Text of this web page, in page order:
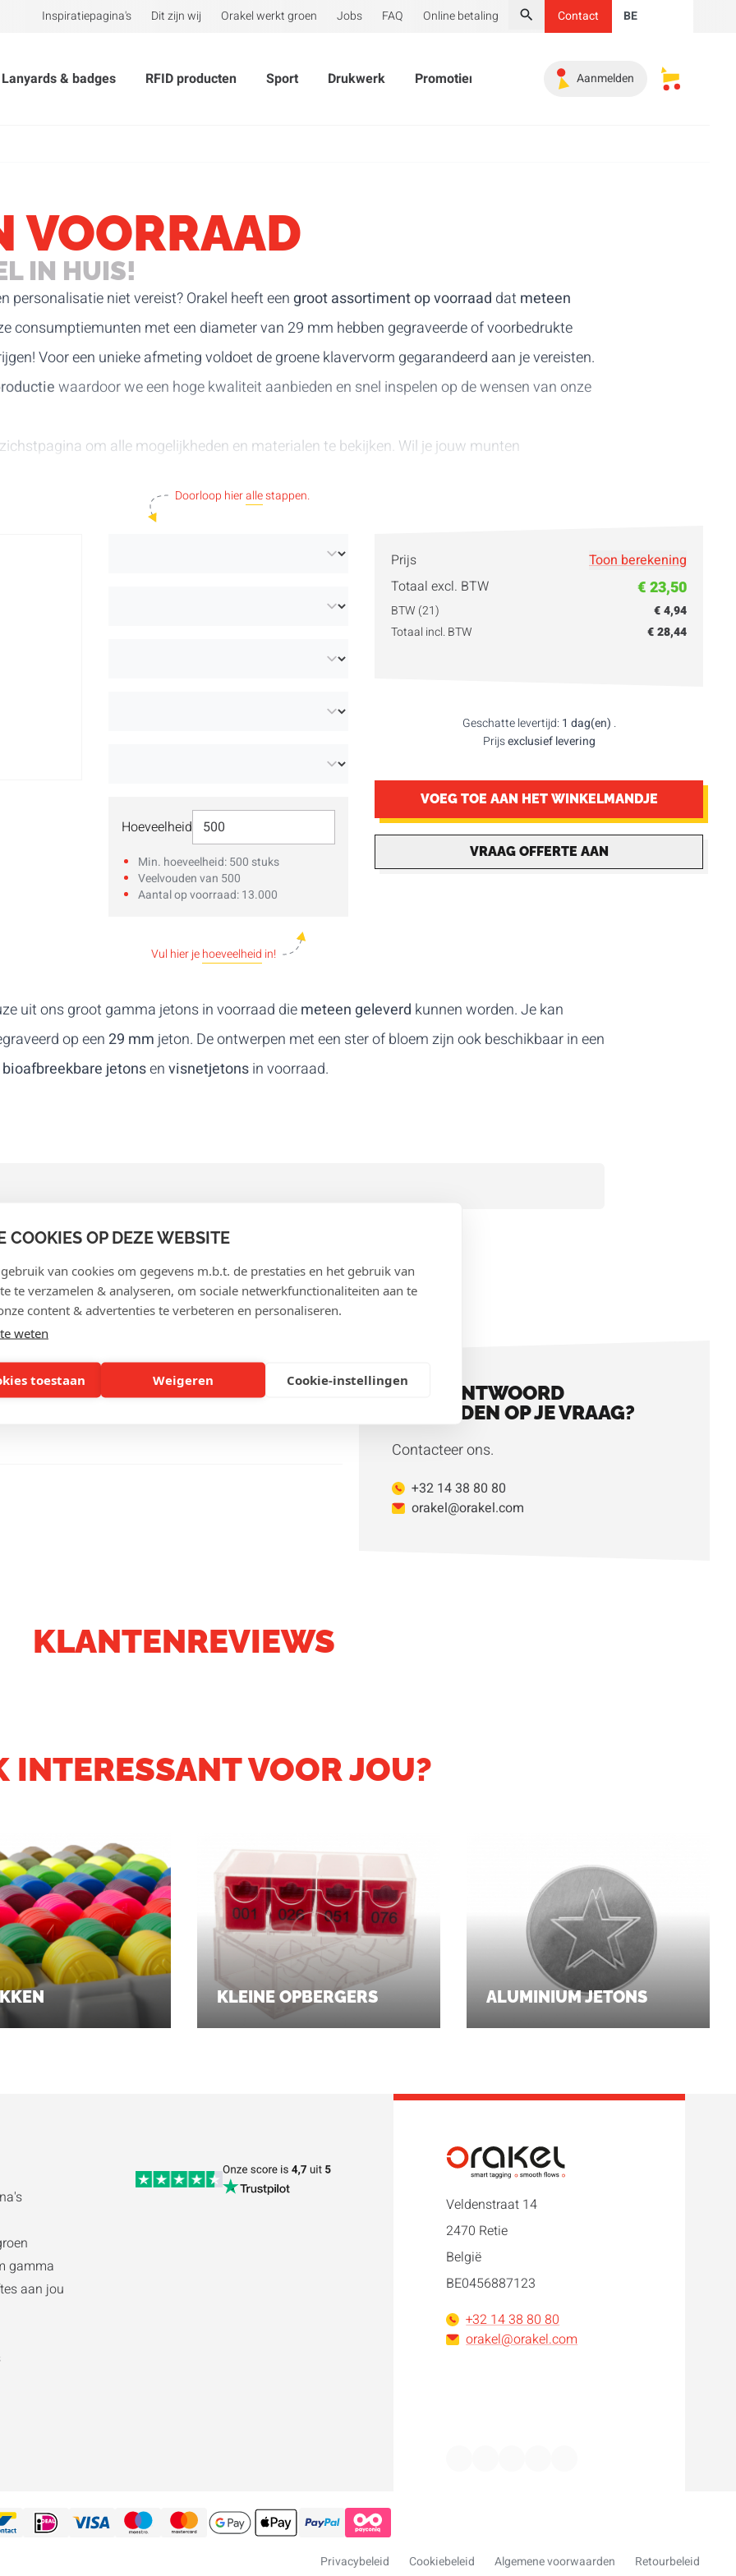
COOKIES OP DEZE WEBSITE
van cookies om gegevens m.b.t. de prestaties en het gebruik van
te verzamelen & analyseren, om sociale netwerkfunctionaliteiten aan te
content & advertenties te verbeteren en personaliseren.
weten
toestaan Weigeren Cookie-instellingen
Inspiratiepagina's Dit zijn wij Orakel werkt groen Jobs FAQ Online betaling
Zoeken
Contact BE
Lanyards & badges RFID producten Sport Drukwerk Promotiemateriaal Onmisbaar Koopjeshoek
Aanmelden Mijn
VOORRAAD
IN HUIS!
personalisatie niet vereist? Orakel heeft eengroot assortiment op voorraad datmeteen
consumptiemunten met een diameter van 29 mm hebben gegraveerde of voorbedrukte
Voor een unieke afmeting voldoet de groene klavervorm gegarandeerd aan je vereisten.
waardoor we een hoge kwaliteit aanbieden en snel inspelen op de wensen van onze
om alle mogelijkheden en materialen te bekijken. Wil je jouw munten
Hoeveelheid Selecteer Hoeveelheid
Min. hoeveelheid: 500 stuks
Veelvouden van 500
Aantal op voorraad: 13.000
Doorloop hierallestappen.
Vul hier jehoeveelheid in!
Prijs
Toon berekening
Totaal excl. BTW
€ 23,50
BTW (21)
€ 4,94
Totaal incl. BTW
€ 28,44
Geschatte levertijd: 1 dag(en) .
Prijsexclusief levering
VOEG TOE AAN HET WINKELMANDJE
VRAAG OFFERTE AAN
uit ons groot gamma jetons in voorraad diemeteen geleverd kunnen worden. Je kan
op een29 mm jeton. De ontwerpen met een ster of bloem zijn ook beschikbaar in een
bioafbreekbare jetonsenvisnetjetonsin voorraad.
VRAGEN
GEEN ANTWOORD
GEVONDEN OP JE VRAAG?
Contacteer ons.
+32 14 38 80 80
orakel@orakel.com
KLANTENREVIEWS
INTERESSANT VOOR JOU?
KLEINE OPBERGERS ALUMINIUM JETONS
gamma
aan jou
Veldenstraat 14
2470 Retie
België
BE0456887123
+32 14 38 80 80
orakel@orakel.com
Privacybeleid Cookiebeleid Algemene voorwaarden Retourbeleid